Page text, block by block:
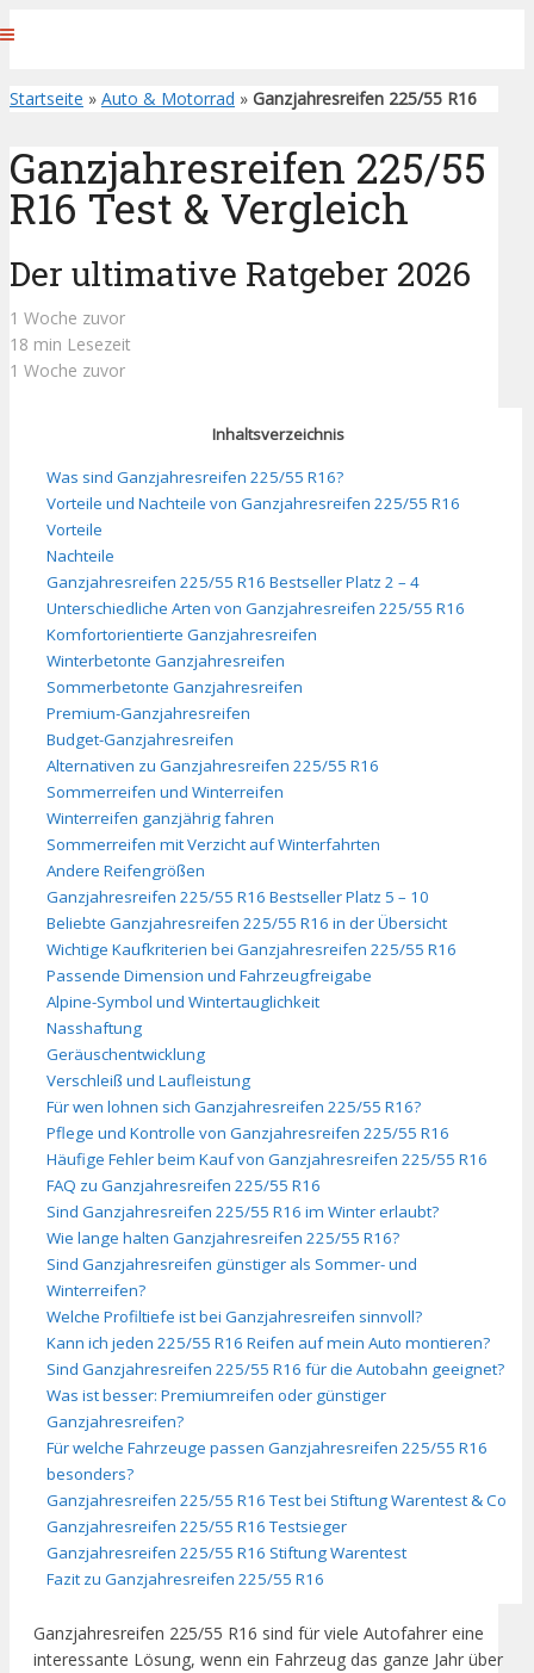
Startseite » Auto & Motorrad » Ganzjahresreifen 225/55 R16
Ganzjahresreifen 225/55
R16 Test & Vergleich
Der ultimative Ratgeber 2026
1 Woche zuvor
18 min Lesezeit
1 Woche zuvor
Inhaltsverzeichnis
Was sind Ganzjahresreifen 225/55 R16?
Vorteile und Nachteile von Ganzjahresreifen 225/55 R16
Vorteile
Nachteile
Ganzjahresreifen 225/55 R16 Bestseller Platz 2 – 4
Unterschiedliche Arten von Ganzjahresreifen 225/55 R16
Komfortorientierte Ganzjahresreifen
Winterbetonte Ganzjahresreifen
Sommerbetonte Ganzjahresreifen
Premium-Ganzjahresreifen
Budget-Ganzjahresreifen
Alternativen zu Ganzjahresreifen 225/55 R16
Sommerreifen und Winterreifen
Winterreifen ganzjährig fahren
Sommerreifen mit Verzicht auf Winterfahrten
Andere Reifengrößen
Ganzjahresreifen 225/55 R16 Bestseller Platz 5 – 10
Beliebte Ganzjahresreifen 225/55 R16 in der Übersicht
Wichtige Kaufkriterien bei Ganzjahresreifen 225/55 R16
Passende Dimension und Fahrzeugfreigabe
Alpine-Symbol und Wintertauglichkeit
Nasshaftung
Geräuschentwicklung
Verschleiß und Laufleistung
Für wen lohnen sich Ganzjahresreifen 225/55 R16?
Pflege und Kontrolle von Ganzjahresreifen 225/55 R16
Häufige Fehler beim Kauf von Ganzjahresreifen 225/55 R16
FAQ zu Ganzjahresreifen 225/55 R16
Sind Ganzjahresreifen 225/55 R16 im Winter erlaubt?
Wie lange halten Ganzjahresreifen 225/55 R16?
Sind Ganzjahresreifen günstiger als Sommer- und
Winterreifen?
Welche Profiltiefe ist bei Ganzjahresreifen sinnvoll?
Kann ich jeden 225/55 R16 Reifen auf mein Auto montieren?
Sind Ganzjahresreifen 225/55 R16 für die Autobahn geeignet?
Was ist besser: Premiumreifen oder günstiger
Ganzjahresreifen?
Für welche Fahrzeuge passen Ganzjahresreifen 225/55 R16
besonders?
Ganzjahresreifen 225/55 R16 Test bei Stiftung Warentest & Co
Ganzjahresreifen 225/55 R16 Testsieger
Ganzjahresreifen 225/55 R16 Stiftung Warentest
Fazit zu Ganzjahresreifen 225/55 R16
Ganzjahresreifen 225/55 R16 sind für viele Autofahrer eine
interessante Lösung, wenn ein Fahrzeug das ganze Jahr über